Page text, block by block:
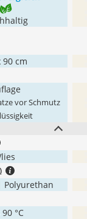
90 cm
vor Schmutz
Polyurethan
°C